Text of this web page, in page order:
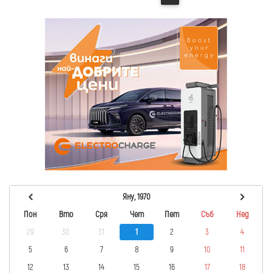
Яну, 1970
Пон
Вто Сря Чет Пет Съб
Нед
29
30 31 1 2 3
4
5
6 7 8 9 10
11
12
13 14 15 16 17 18